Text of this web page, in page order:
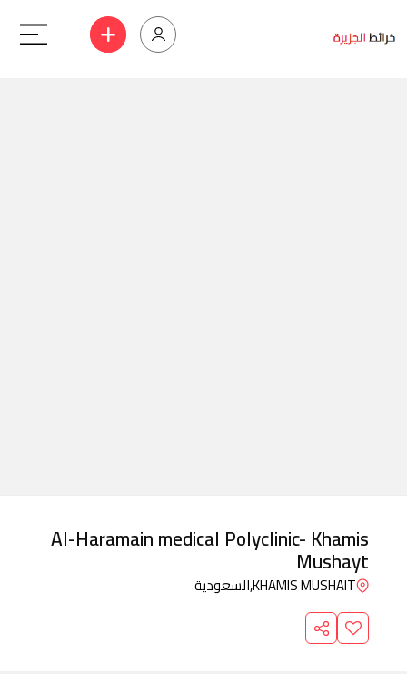
Al-Haramain medical Polyclinic- Khamis
Mushayt
KHAMIS MUSHAIT,السعودية